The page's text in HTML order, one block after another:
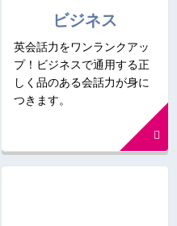
ビジネス
英会話力をワンランクアッ
プ！ビジネスで通用する正
しく品のある会話力が身に
つきます。